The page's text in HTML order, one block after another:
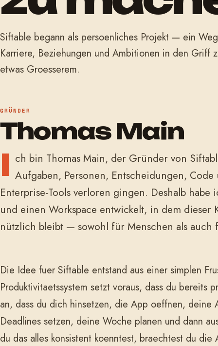
Siftable begann als persoenliches Projekt — ein
Karriere, Beziehungen und Ambitionen in den Griff
etwas Groesserem.
GRÜNDER
Thomas Main
I ch bin Thomas Main, der Gründer von
Aufgaben, Personen, Entscheidungen,
Enterprise-Tools verloren gingen. Deshalb
und einen Workspace entwickelt, in dem dieser
nützlich bleibt — sowohl für Menschen als auch
Die Idee fuer Siftable entstand aus einer simplen
Produktivitaetssystem setzt voraus, dass du bereits
an, dass du dich hinsetzen, die App oeffnen, deine
Deadlines setzen, deine Woche planen und dann
du das alles konsistent koenntest, braechtest du die